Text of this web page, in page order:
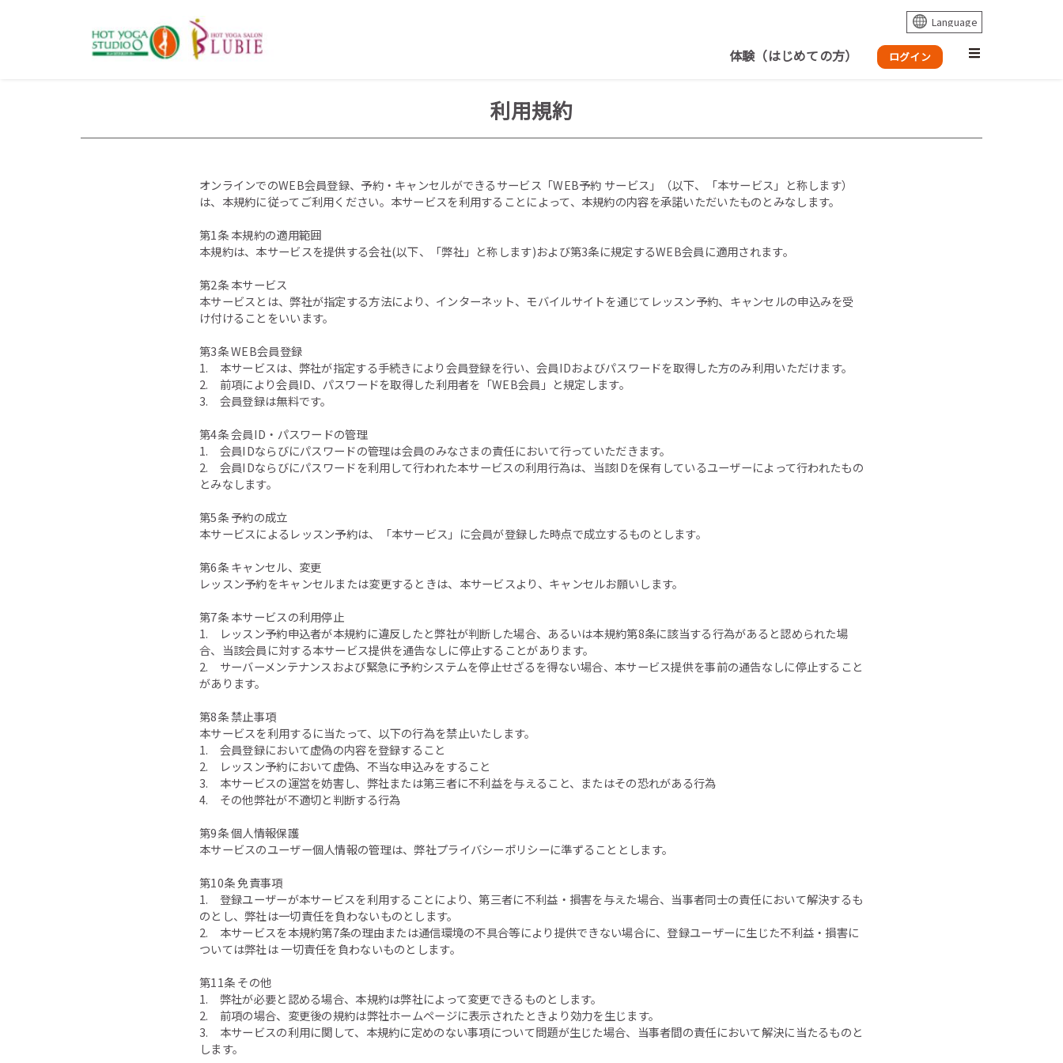
体験（はじめての方） ログイン
利用規約
オンラインでのWEB会員登録、予約・キャンセルができるサービス「WEB予約 サービス」（以下、「本サービス」と称します）
は、本規約に従ってご利用ください。本サービスを利用することによって、本規約の内容を承諾いただいたものとみなします。
第1条 本規約の適用範囲
本規約は、本サービスを提供する会社(以下、「弊社」と称します)および第3条に規定するWEB会員に適用されます。
第2条 本サービス
本サービスとは、弊社が指定する方法により、インターネット、モバイルサイトを通じてレッスン予約、キャンセルの申込みを受
け付けることをいいます。
第3条 WEB会員登録
1. 本サービスは、弊社が指定する手続きにより会員登録を行い、会員IDおよびパスワードを取得した方のみ利用いただけます。
2. 前項により会員ID、パスワードを取得した利用者を「WEB会員」と規定します。
3. 会員登録は無料です。
第4条 会員ID・パスワードの管理
1. 会員IDならびにパスワードの管理は会員のみなさまの責任において行っていただきます。
2. 会員IDならびにパスワードを利用して行われた本サービスの利用行為は、当該IDを保有しているユーザーによって行われたもの
とみなします。
第5条 予約の成立
本サービスによるレッスン予約は、「本サービス」に会員が登録した時点で成立するものとします。
第6条 キャンセル、変更
レッスン予約をキャンセルまたは変更するときは、本サービスより、キャンセルお願いします。
第7条 本サービスの利用停止
1. レッスン予約申込者が本規約に違反したと弊社が判断した場合、あるいは本規約第8条に該当する行為があると認められた場
合、当該会員に対する本サービス提供を通告なしに停止することがあります。
2. サーバーメンテナンスおよび緊急に予約システムを停止せざるを得ない場合、本サービス提供を事前の通告なしに停止すること
があります。
第8条 禁止事項
本サービスを利用するに当たって、以下の行為を禁止いたします。
1. 会員登録において虚偽の内容を登録すること
2. レッスン予約において虚偽、不当な申込みをすること
3. 本サービスの運営を妨害し、弊社または第三者に不利益を与えること、またはその恐れがある行為
4. その他弊社が不適切と判断する行為
第9条 個人情報保護
本サービスのユーザー個人情報の管理は、弊社プライバシーポリシーに準ずることとします。
第10条 免責事項
1. 登録ユーザーが本サービスを利用することにより、第三者に不利益・損害を与えた場合、当事者同士の責任において解決するも
のとし、弊社は一切責任を負わないものとします。
2. 本サービスを本規約第7条の理由または通信環境の不具合等により提供できない場合に、登録ユーザーに生じた不利益・損害に
ついては弊社は 一切責任を負わないものとします。
第11条 その他
1. 弊社が必要と認める場合、本規約は弊社によって変更できるものとします。
2. 前項の場合、変更後の規約は弊社ホームページに表示されたときより効力を生じます。
3. 本サービスの利用に関して、本規約に定めのない事項について問題が生じた場合、当事者間の責任において解決に当たるものと
します。